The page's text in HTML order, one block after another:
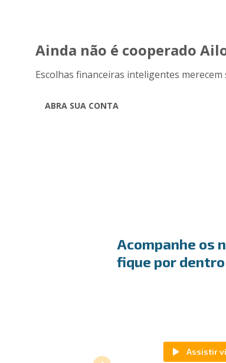
Ainda não é cooperado
Escolhas financeiras inteligentes
ABRA SUA CONTA
Acompanhe os
fique por